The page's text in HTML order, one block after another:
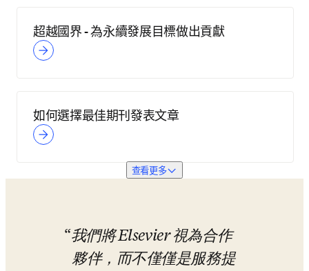
超越國界 - 為永續發展目標做出貢獻
如何選擇最佳期刊發表文章
查看更多
我們將 Elsevier 視為合作
夥伴，而不僅僅是服務提